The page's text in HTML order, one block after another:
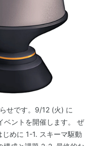
せです。9/12 (火) に
ベントを開催します。 ぜ
めに 1-1. スキーマ駆動